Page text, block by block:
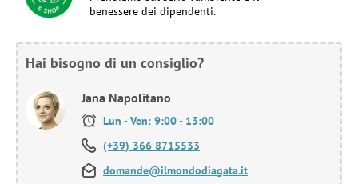
benessere dei dipendenti.
Hai bisogno di un consiglio?
Jana Napolitano
Lun - Ven: 9:00 - 13:00
(+39) 366 8715533
domande@ilmondodiagata.it